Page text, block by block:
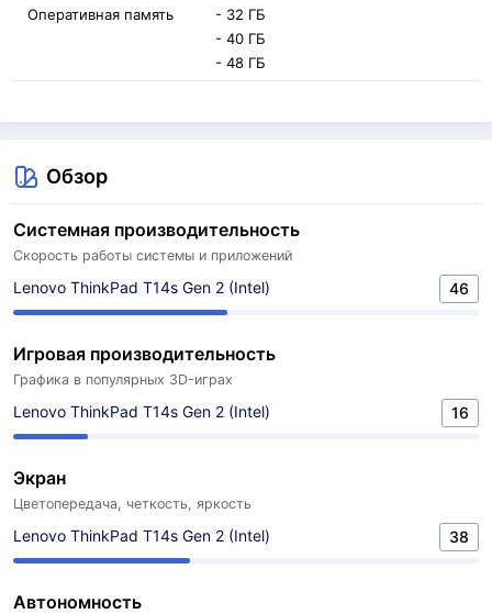
Оперативная память
- 32 ГБ
- 40 ГБ
- 48 ГБ
Обзор
Системная производительность
Скорость работы системы и приложений
Lenovo ThinkPad T14s Gen 2 (Intel) 46
Игровая производительность
Графика в популярных 3D-играх
Lenovo ThinkPad T14s Gen 2 (Intel) 16
Экран
Цветопередача, четкость, яркость
Lenovo ThinkPad T14s Gen 2 (Intel) 38
Автономность